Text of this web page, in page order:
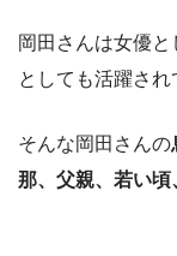
岡田さんは女優
としても活躍され
そんな岡田さんの
那、父親、若い頃